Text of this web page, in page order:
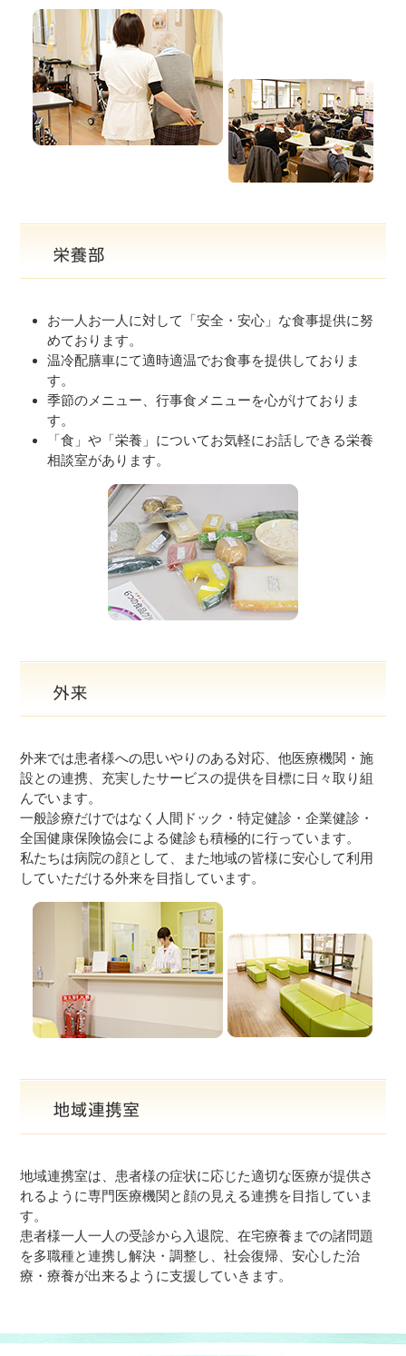
お一人お一人に対して「安全・安心」な食事提供に努
めております。
温冷配膳車にて適時適温でお食事を提供しておりま
す。
季節のメニュー、行事食メニューを心がけておりま
す。
「食」や「栄養」についてお気軽にお話しできる栄養
相談室があります。
外来では患者様への思いやりのある対応、他医療機関・施
設との連携、充実したサービスの提供を目標に日々取り組
んでいます。
一般診療だけではなく人間ドック・特定健診・企業健診・
全国健康保険協会による健診も積極的に行っています。
私たちは病院の顔として、また地域の皆様に安心して利用
していただける外来を目指しています。
地域連携室は、患者様の症状に応じた適切な医療が提供さ
れるように専門医療機関と顔の見える連携を目指していま
す。
患者様一人一人の受診から入退院、在宅療養までの諸問題
を多職種と連携し解決・調整し、社会復帰、安心した治
療・療養が出来るように支援していきます。